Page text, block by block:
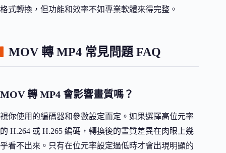
格式轉換，但功能和效率不如專業軟體來得完整。
MOV 轉 MP4 常見問題 FAQ
MOV 轉 MP4 會影響畫質嗎？
視你使用的編碼器和參數設定而定。如果選擇高位元率
的 H.264 或 H.265 編碼，轉換後的畫質差異在肉眼上幾
乎看不出來。只有在位元率設定過低時才會出現明顯的